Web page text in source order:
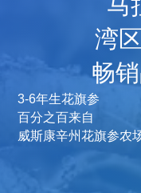
湾
畅
3-6年生花旗参
百分之百来自
威斯康辛州花旗参农